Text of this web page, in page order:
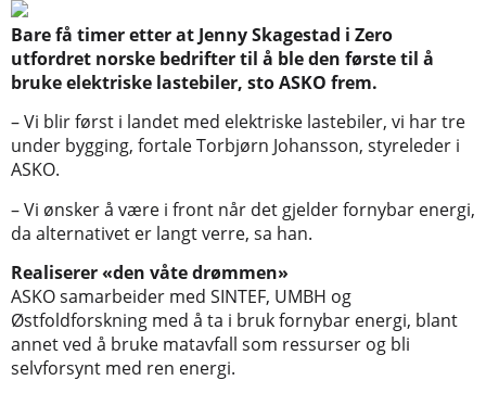
Bare få timer etter at Jenny Skagestad i Zero
utfordret norske bedrifter til å ble den første til å
bruke elektriske lastebiler, sto ASKO frem.
– Vi blir først i landet med elektriske lastebiler, vi har tre
under bygging, fortale Torbjørn Johansson, styreleder i
ASKO.
– Vi ønsker å være i front når det gjelder fornybar energi,
da alternativet er langt verre, sa han.
Realiserer «den våte drømmen»
ASKO samarbeider med SINTEF, UMBH og
Østfoldforskning med å ta i bruk fornybar energi, blant
annet ved å bruke matavfall som ressurser og bli
selvforsynt med ren energi.